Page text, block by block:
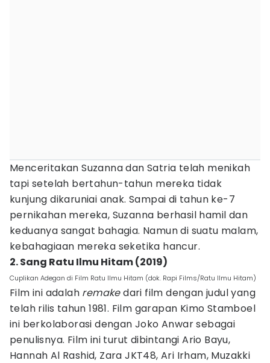
Menceritakan Suzanna dan Satria telah menikah
tapi setelah bertahun-tahun mereka tidak
kunjung dikaruniai anak. Sampai di tahun ke-7
pernikahan mereka, Suzanna berhasil hamil dan
keduanya sangat bahagia. Namun di suatu malam,
kebahagiaan mereka seketika hancur.
2. Sang Ratu Ilmu Hitam (2019)
Cuplikan Adegan di Film Ratu Ilmu Hitam (dok. Rapi Films/Ratu Ilmu Hitam)
Film ini adalah remakedari film dengan judul yang
telah rilis tahun 1981. Film garapan Kimo Stamboel
ini berkolaborasi dengan Joko Anwar sebagai
penulisnya. Film ini turut dibintangi Ario Bayu,
Hannah Al Rashid, Zara JKT48, Ari Irham, Muzakki